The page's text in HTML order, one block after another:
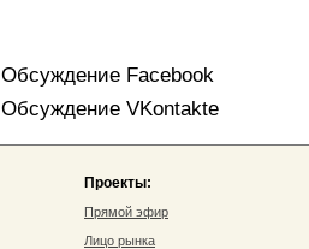
Обсуждение Facebook
Обсуждение VKontakte
Проекты:
Прямой эфир
Лицо рынка